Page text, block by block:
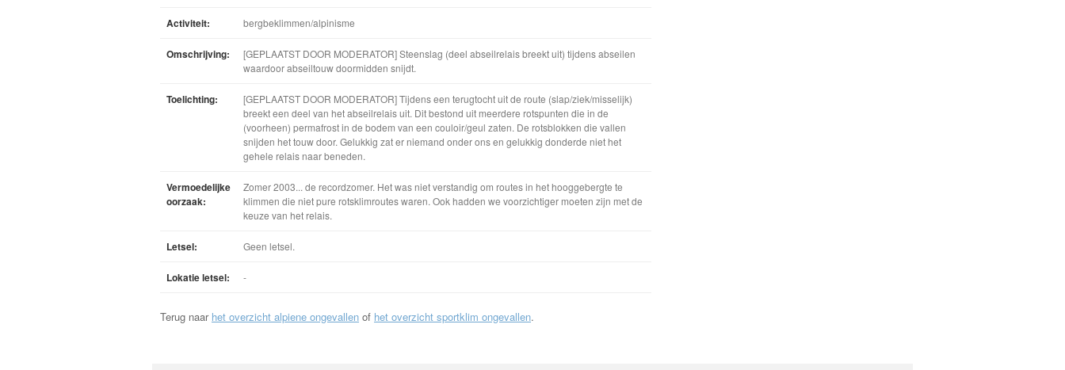
Activiteit: bergbeklimmen/alpinisme
Omschrijving:
[GEPLAATST DOOR MODERATOR] Steenslag (deel abseilrelais breekt uit) tijdens abseilen
waardoor abseiltouw doormidden snijdt.
Toelichting:
[GEPLAATST DOOR MODERATOR] Tijdens een terugtocht uit de route (slap/ziek/misselijk)
breekt een deel van het abseilrelais uit. Dit bestond uit meerdere rotspunten die in de
(voorheen) permafrost in de bodem van een couloir/geul zaten. De rotsblokken die vallen
snijden het touw door. Gelukkig zat er niemand onder ons en gelukkig donderde niet het
gehele relais naar beneden.
Vermoedelijke
oorzaak:
Zomer 2003... de recordzomer. Het was niet verstandig om routes in het hooggebergte te
klimmen die niet pure rotsklimroutes waren. Ook hadden we voorzichtiger moeten zijn met de
keuze van het relais.
Letsel: Geen letsel.
Lokatie letsel: -
Terug naar het overzicht alpiene ongevallen of het overzicht sportklim ongevallen.